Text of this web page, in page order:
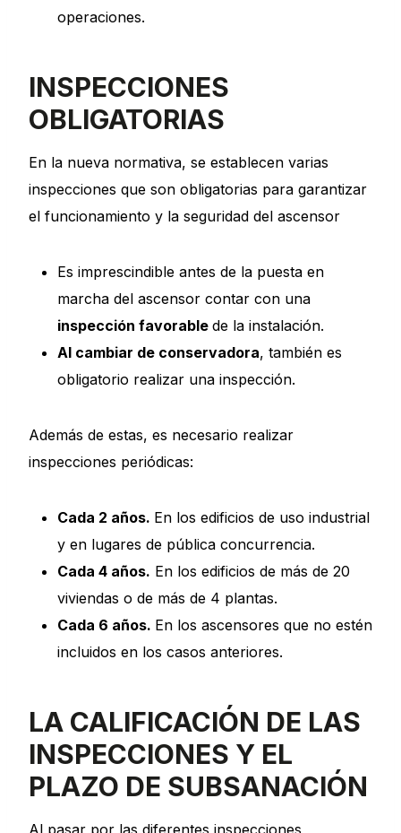
operaciones.
INSPECCIONES
OBLIGATORIAS
En la nueva normativa, se establecen varias
inspecciones que son obligatorias para garantizar
el funcionamiento y la seguridad del ascensor
Es imprescindible antes de la puesta en
marcha del ascensor contar con una
inspección favorable de la instalación.
Al cambiar de conservadora, también es
obligatorio realizar una inspección.
Además de estas, es necesario realizar
inspecciones periódicas:
Cada 2 años. En los edificios de uso industrial
y en lugares de pública concurrencia.
Cada 4 años. En los edificios de más de 20
viviendas o de más de 4 plantas.
Cada 6 años. En los ascensores que no estén
incluidos en los casos anteriores.
LA CALIFICACIÓN DE LAS
INSPECCIONES Y EL
PLAZO DE SUBSANACIÓN
Al pasar por las diferentes inspecciones